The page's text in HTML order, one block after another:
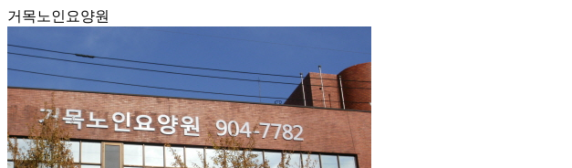
거목노인요양원